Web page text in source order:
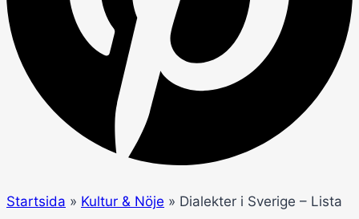
Startsida » Kultur & Nöje » Dialekter i Sverige – Lista